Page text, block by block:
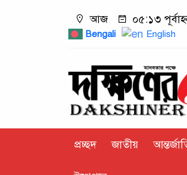
আজ ০৫:১৩
Bengali English
প্রচ্ছদ জাতীয়